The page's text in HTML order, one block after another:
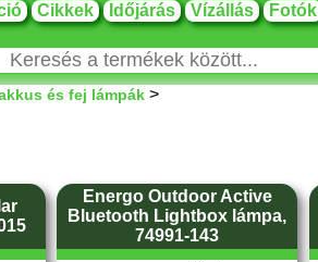
Cikkek Időjárás Vízállás Fotók
és fej lámpák >
Energo Outdoor Active
Bluetooth Lightbox lámpa,
74991-143